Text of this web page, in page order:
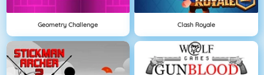
Geometry Challenge Clash Royale